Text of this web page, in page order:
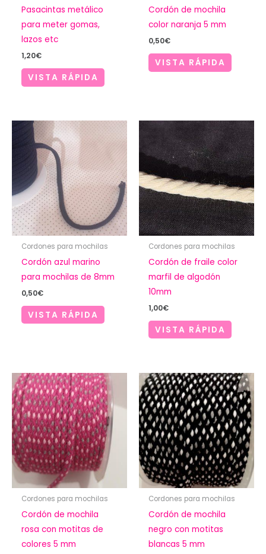
Pasacintas metálico
para meter gomas,
lazos etc
1,20€
VISTA RÁPIDA
Cordón de mochila
color naranja 5 mm
0,50€
VISTA RÁPIDA
Cordones para mochilas
Cordón azul marino
para mochilas de 8mm
0,50€
VISTA RÁPIDA
Cordones para mochilas
Cordón de fraile color
marfil de algodón
10mm
1,00€
VISTA RÁPIDA
Cordones para mochilas
Cordón de mochila
rosa con motitas de
colores 5 mm
Cordones para mochilas
Cordón de mochila
negro con motitas
blancas 5 mm